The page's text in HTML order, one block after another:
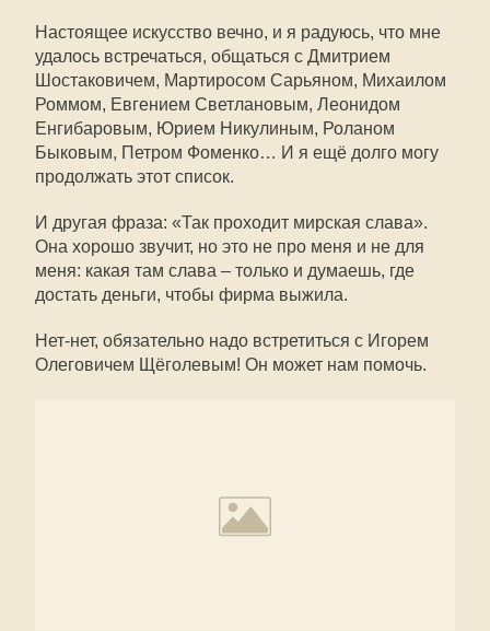
Настоящее искусство вечно, и я радуюсь, что мне
удалось встречаться, общаться с Дмитрием
Шостаковичем, Мартиросом Сарьяном, Михаилом
Роммом, Евгением Светлановым, Леонидом
Енгибаровым, Юрием Никулиным, Роланом
Быковым, Петром Фоменко… И я ещё долго могу
продолжать этот список.
И другая фраза: «Так проходит мирская слава».
Она хорошо звучит, но это не про меня и не для
меня: какая там слава – только и думаешь, где
достать деньги, чтобы фирма выжила.
Нет-нет, обязательно надо встретиться с Игорем
Олеговичем Щёголевым! Он может нам помочь.